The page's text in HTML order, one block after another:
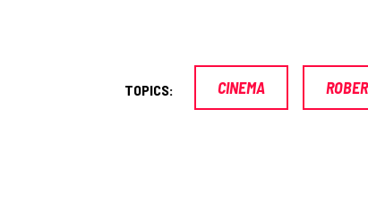
TOPICS: CINEMA